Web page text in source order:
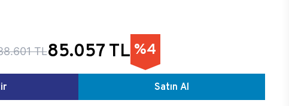
TL85.057 TL %4
Satın Al